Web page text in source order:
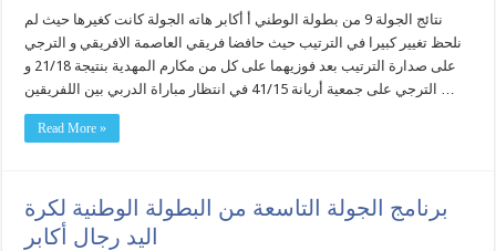
نتائج الجولة 9 من بطولة الوطني أ أكابر هاته الجولة كانت كغيرها حيث لم
نلحظ تغيير كبيرا في الترتيب حيث حافضا فريقي العاصمة الافريقي و الترجي
على صدارة الترتيب بعد فوزيهما على كل من مكارم المهدية بنتيجة 21/18 و
Read More »
برنامج الجولة التاسعة من البطولة الوطنية لكرة
اليد رجال أكابر